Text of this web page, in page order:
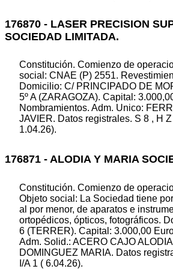
176870 - LASER PRECISION
SOCIEDAD LIMITADA.
Constitución. Comienzo de
social: CNAE (P) 2551.
Domicilio: C/ PRINCIPADO DE
5º A (ZARAGOZA). Capital:
Nombramientos. Adm. Unico:
JAVIER. Datos registrales. S 8 , H
1.04.26).
176871 - ALODIA Y MARIA
Constitución. Comienzo de
Objeto social: La Sociedad tiene
al por menor, de aparatos e
ortopédicos, ópticos, fotográficos.
6 (TERRER). Capital: 3.000,00
Adm. Solid.: ACERO CAJO
DOMINGUEZ MARIA. Datos
I/A 1 ( 6.04.26).